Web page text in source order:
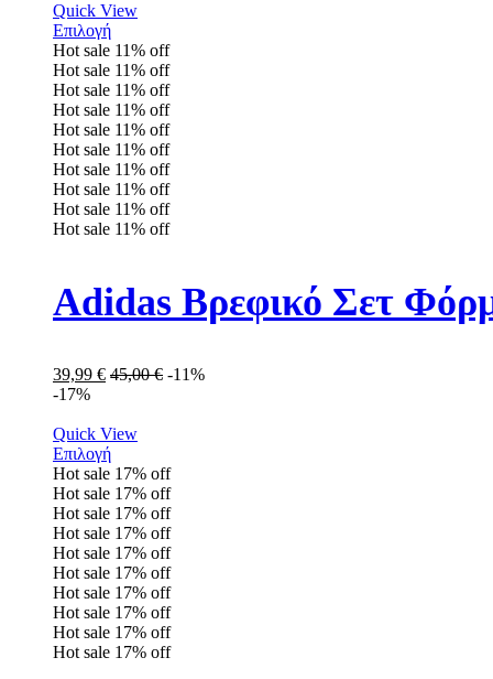
Quick View
Επιλογή
Hot sale 11% off
Hot sale 11% off
Hot sale 11% off
Hot sale 11% off
Hot sale 11% off
Hot sale 11% off
Hot sale 11% off
Hot sale 11% off
Hot sale 11% off
Hot sale 11% off
Adidas Βρεφικό Σετ
39,99 € 45,00€ -11%
-17%
Quick View
Επιλογή
Hot sale 17% off
Hot sale 17% off
Hot sale 17% off
Hot sale 17% off
Hot sale 17% off
Hot sale 17% off
Hot sale 17% off
Hot sale 17% off
Hot sale 17% off
Hot sale 17% off